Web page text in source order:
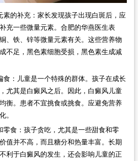
的补充：家长发现孩子出现白斑后，应
充一些微量元素。合肥的华燕医生表
、铁、锌等微量元素有关。这些营养物
不足，黑色素细胞受损，黑色素生成减
：儿童是一个特殊的群体。孩子在成长
尤其是白癜风之后。因此，白癜风儿童
衡。患者不宜挑食或挑食。应避免营养
。
食：孩子贪吃，尤其是一些甜食和零
值并不高，而且糖分和热量丰富。长期
利于白癜风的发生，还会影响儿童的正